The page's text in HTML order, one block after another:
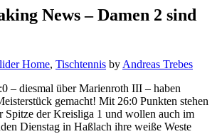
News – Damen 2 sind
Home, Tischtennis by Andreas Trebes
– diesmal über Marienroth III – haben
gemacht! Mit 26:0 Punkten stehen
Spitze der Kreisliga 1 und wollen auch im
Dienstag in Haßlach ihre weiße Weste